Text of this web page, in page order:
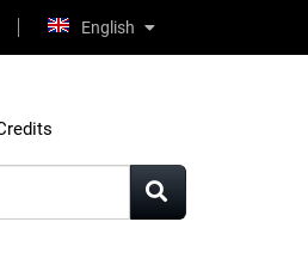
English
€* / Credits